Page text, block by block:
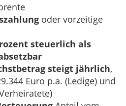
oder vorzeitige
steuerlich als
steigt jährlich,
Euro p.a. (Ledige) und